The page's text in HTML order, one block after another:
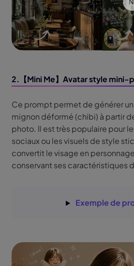
2.【Mini Me】Avatar style mini-
Ce prompt permet de générer
mignon déformé (chibi) à partir
photo. Il est très populaire pour
sociaux ou les visuels de style
convertit le visage en
conservant ses caractéristiques
Exemple de